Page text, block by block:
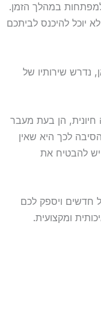
במהלך הזמן.
להיכנס לביתכם
נדרש שירותיו של
חיונית, הן בעת מעבר
לכך היא שאין
יש להבטיח את
חדשים ויספק לכם
ומקצועית.